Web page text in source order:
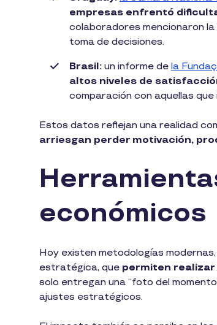
empresas enfrentó
colaboradores mencionaron
toma de decisiones.
Brasil: un informe de la
altos niveles de
comparación con aquellas
Estos datos reflejan una realidad
arriesgan perder motivación,
económicos
Hoy existen metodologías
estratégica, que permiten
solo entregan una “foto del
ajustes estratégicos.